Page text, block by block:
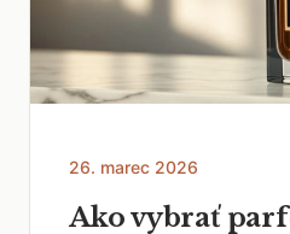
26. marec 2026
Ako vybrať